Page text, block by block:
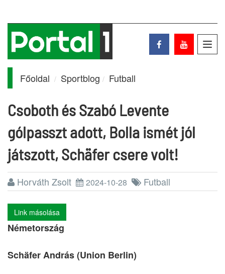
Főoldal Sportblog Futball
Csoboth és Szabó Levente
gólpasszt adott, Bolla ismét jól
játszott, Schäfer csere volt!
Horváth Zsolt 2024-10-28 Futball
Link másolása
Németország
Schäfer András (Union Berlin)